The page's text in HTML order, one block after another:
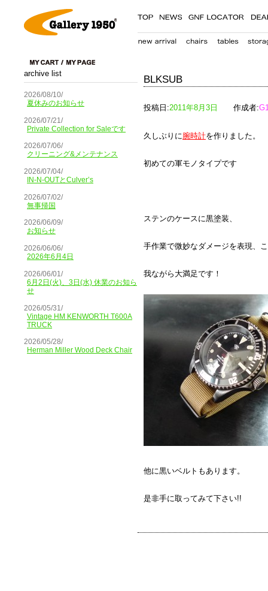
archive list
2026/08/10/
夏休みのお知らせ
2026/07/21/
Private Collection for Saleです
2026/07/06/
クリーニング&メンテナンス
2026/07/04/
IN-N-OUTとCulver’s
2026/07/02/
無事帰国
2026/06/09/
お知らせ
2026/06/06/
2026年6月4日
2026/06/01/
6月2日(火)、3日(水) 休業のお知ら
せ
2026/05/31/
Vintage HM KENWORTH T600A
TRUCK
2026/05/28/
Herman Miller Wood Deck Chair
BLKSUB
投稿日:2011年8月3日 作成者:
久しぶりに腕時計を作りました。
初めての軍モノタイプです
ステンのケースに黒塗装、
手作業で微妙なダメージを表現、
我ながら大満足です！
他に黒いベルトもあります。
是非手に取ってみて下さい!!